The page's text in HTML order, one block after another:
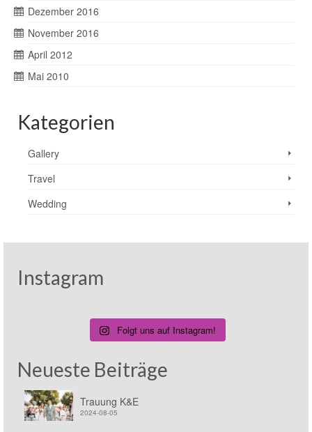
Dezember 2016
November 2016
April 2012
Mai 2010
Kategorien
Gallery
Travel
Wedding
Instagram
Folgt uns auf Instagram!
Neueste Beiträge
Trauung K&E
2024-08-05